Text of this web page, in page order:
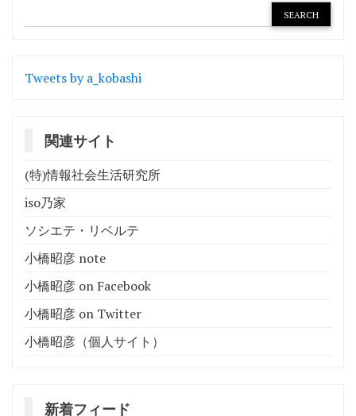
Tweets by a_kobashi
関連サイト
(特)情報社会生活研究所
iso乃家
ソシエテ・リベルテ
小橋昭彦 note
小橋昭彦 on Facebook
小橋昭彦 on Twitter
小橋昭彦（個人サイト）
新着フィード